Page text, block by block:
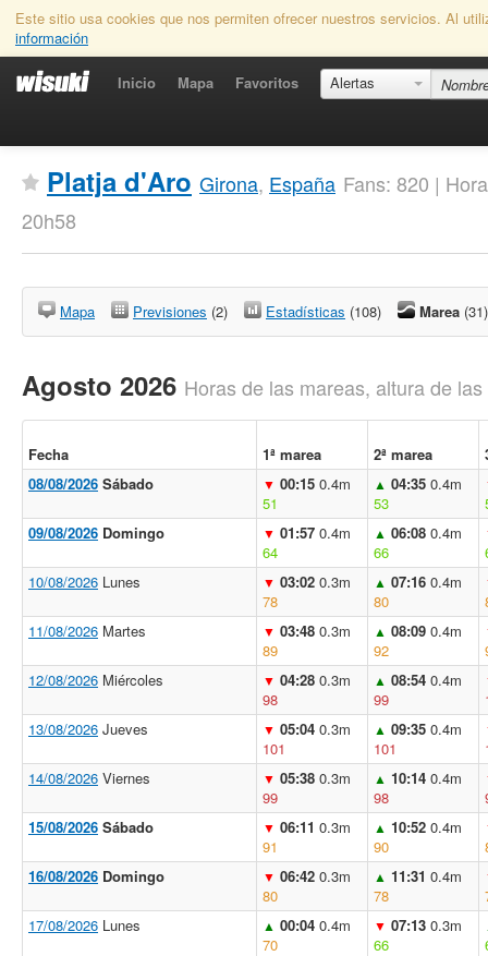
Este sitio usa cookies que nos permiten ofrecer nuestros servicios. Al
información
Inicio Mapa Favoritos Alertas
Platja d'Aro Girona, España Fans: 820 |
20h58
Mapa Previsiones (2) Estadísticas (108) Marea (31)
Agosto 2026 Horas de las mareas, altura de
Fecha 1ª marea 2ª marea
08/08/2026 Sábado ▼ 00:15 0.4m
51
▲ 04:35 0.4m
53
09/08/2026 Domingo ▼ 01:57 0.4m
64
▲ 06:08 0.4m
66
10/08/2026 Lunes ▼ 03:02 0.3m
78
▲ 07:16 0.4m
80
11/08/2026 Martes ▼ 03:48 0.3m
89
▲ 08:09 0.4m
92
12/08/2026 Miércoles ▼ 04:28 0.3m
98
▲ 08:54 0.4m
99
13/08/2026 Jueves ▼ 05:04 0.3m
101
▲ 09:35 0.4m
101
14/08/2026 Viernes ▼ 05:38 0.3m
99
▲ 10:14 0.4m
98
15/08/2026 Sábado ▼ 06:11 0.3m
91
▲ 10:52 0.4m
90
16/08/2026 Domingo ▼ 06:42 0.3m
80
▲ 11:31 0.4m
78
17/08/2026 Lunes ▲ 00:04 0.4m
70
▼ 07:13 0.3m
66